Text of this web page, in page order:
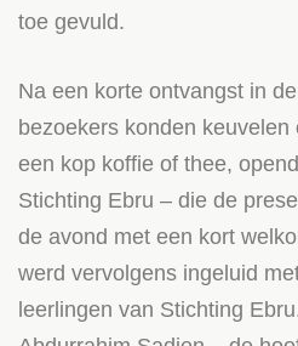
toe gevuld.
Na een korte ontvangst in
bezoekers konden
een kop koffie of thee,
Stichting Ebru – die de
de avond met een kort
werd vervolgens ingeluid
leerlingen van Stichting